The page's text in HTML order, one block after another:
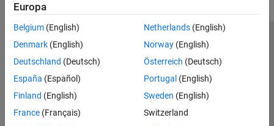
Europa
Belgium (English)
Denmark (English)
Deutschland (Deutsch)
España (Español)
Finland (English)
France (Français)
Netherlands(English)
Norway(English)
Österreich (Deutsch)
Portugal (English)
Sweden (English)
Switzerland
Centro di fiducia
Informativa sulla privacy
Antipirateria
Stato dell'applicazione
Contatti
© 1994-2026 The MathWorks, Inc.